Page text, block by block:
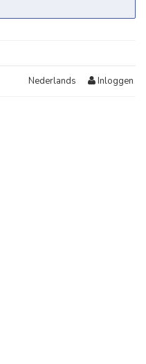
Nederlands Inloggen